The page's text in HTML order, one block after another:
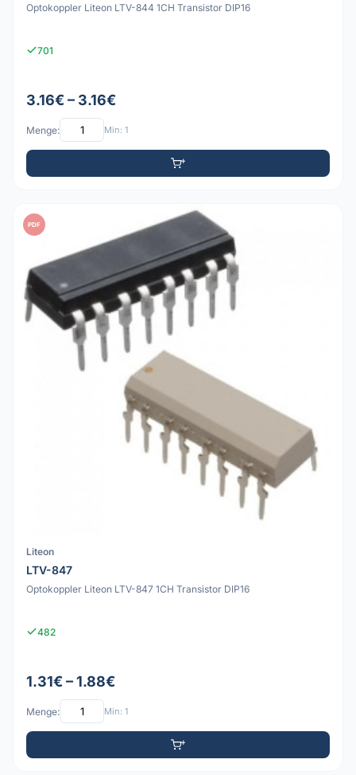
Optokoppler Liteon LTV-844 1CH Transistor DIP16
701
3.16€ – 3.16€
Menge: Min: 1
PDF
Liteon
LTV-847
Optokoppler Liteon LTV-847 1CH Transistor DIP16
482
1.31€ – 1.88€
Menge: Min: 1